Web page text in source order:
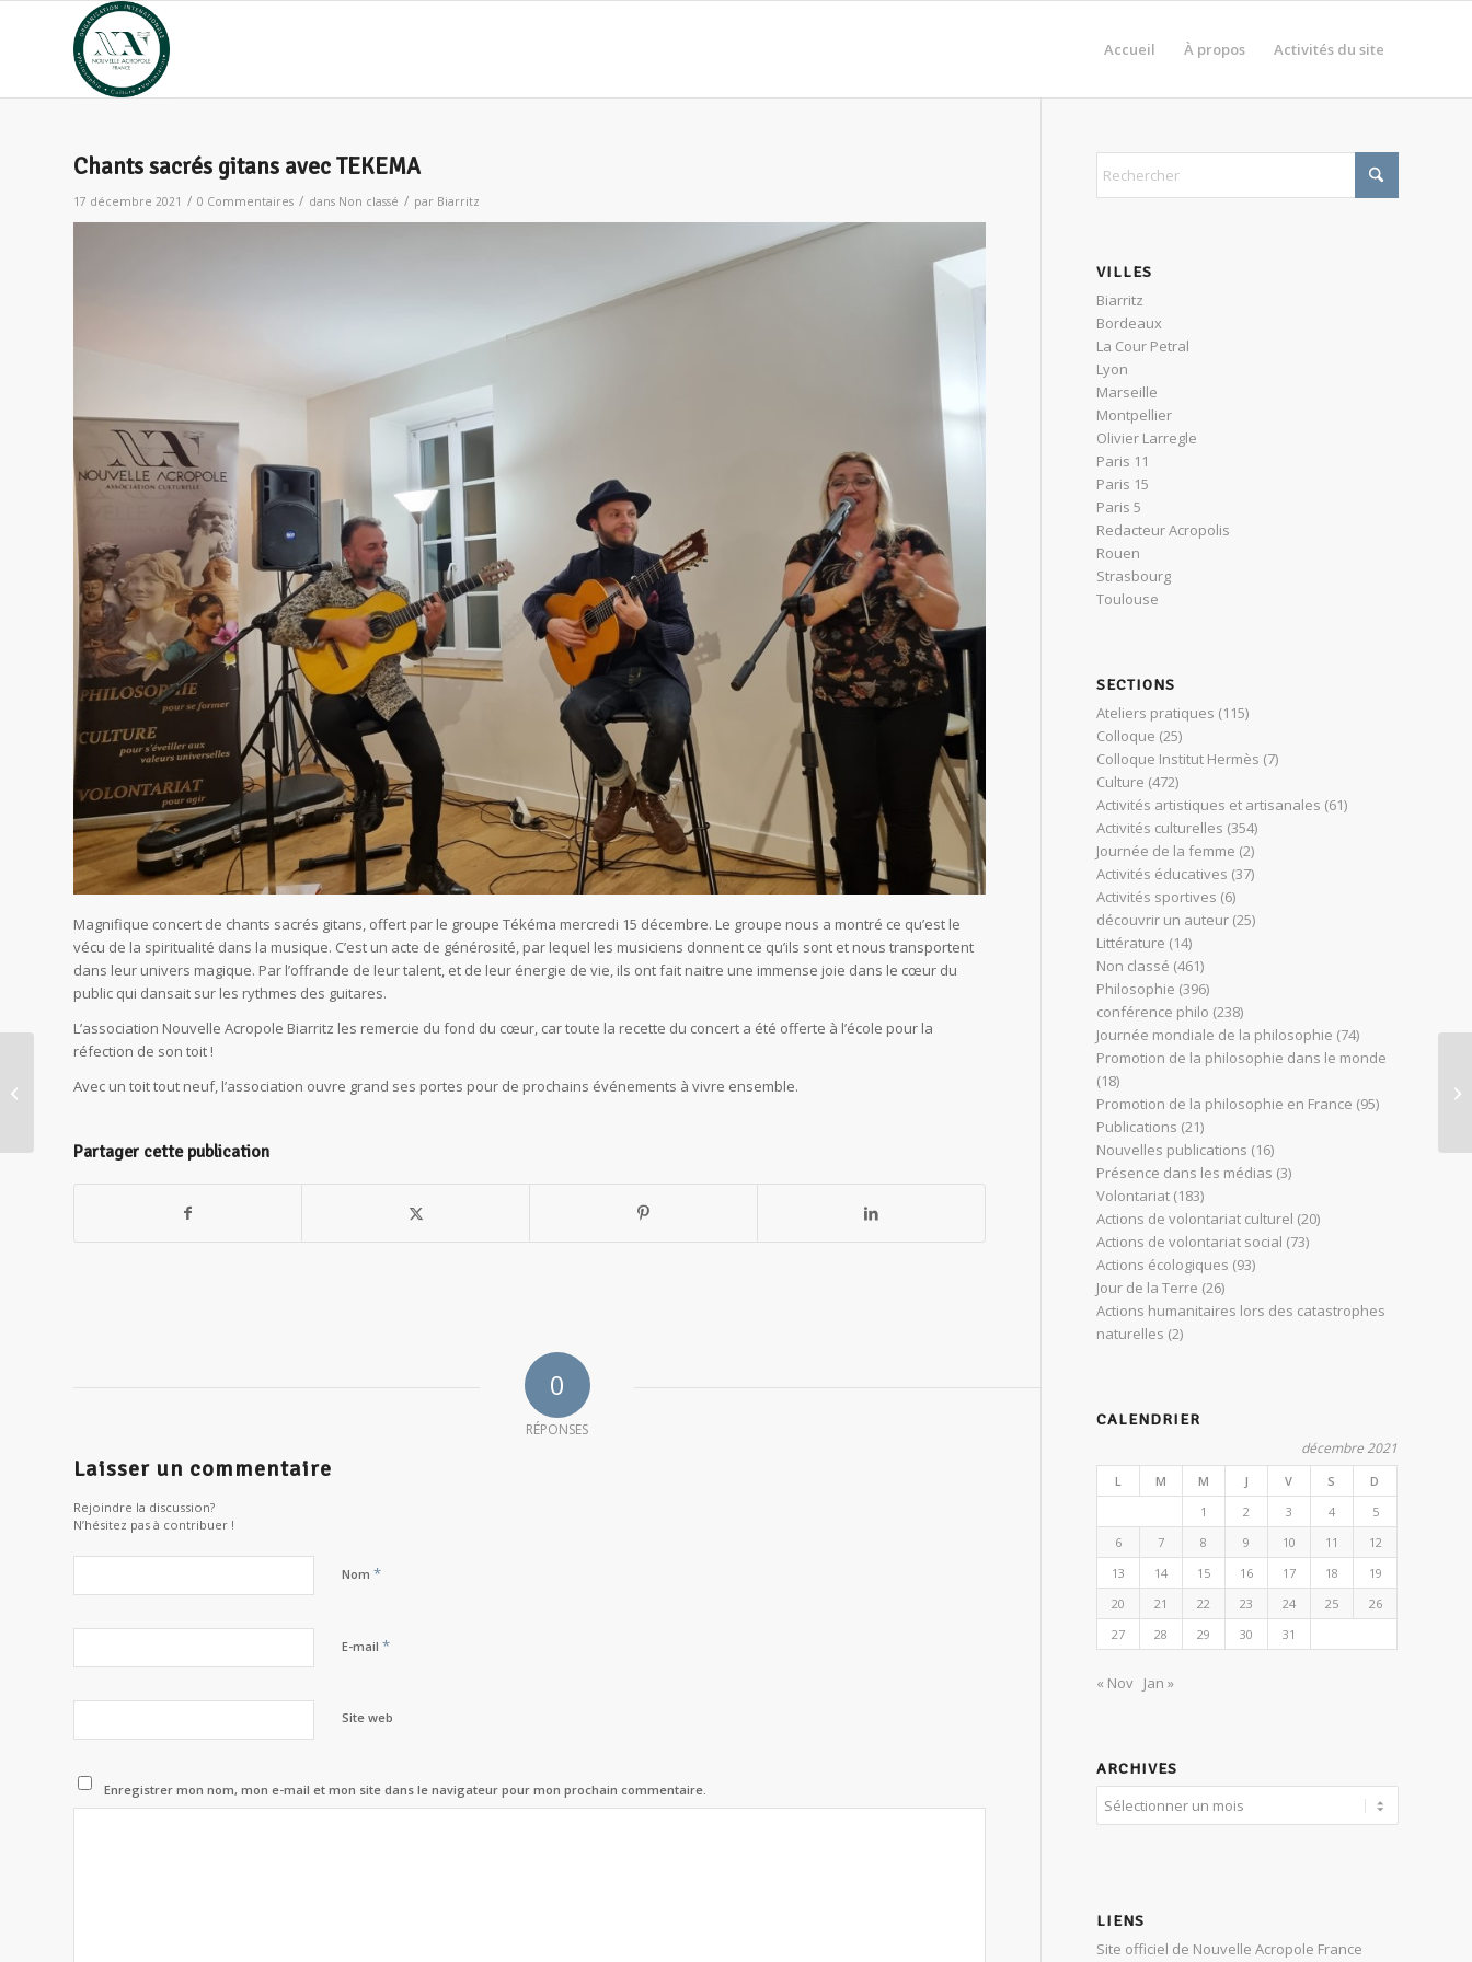
Accueil À propos Activités du site
Chants sacrés gitans avec TEKEMA
17 décembre 2021 / 0 Commentaires / dans Non classé / par Biarritz
Magnifique concert de chants sacrés gitans, offert par le groupe Tékéma mercredi 15 décembre. Le groupe nous a montré ce qu’est le
vécu de la spiritualité dans la musique. C’est un acte de générosité, par lequel les musiciens donnent ce qu’ils sont et nous transportent
dans leur univers magique. Par l’offrande de leur talent, et de leur énergie de vie, ils ont fait naitre une immense joie dans le cœur du
public qui dansait sur les rythmes des guitares.
L’association Nouvelle Acropole Biarritz les remercie du fond du cœur, car toute la recette du concert a été offerte à l’école pour la
réfection de son toit !
Avec un toit tout neuf, l’association ouvre grand ses portes pour de prochains événements à vivre ensemble.
Partager cette publication
0
RÉPONSES
Laisser un commentaire
Rejoindre la discussion?
N’hésitez pas à contribuer !
Nom *
E-mail *
Site web
Enregistrer mon nom, mon e-mail et mon site dans le navigateur pour mon prochain commentaire.
VILLES
Biarritz
Bordeaux
La Cour Petral
Lyon
Marseille
Montpellier
Olivier Larregle
Paris 11
Paris 15
Paris 5
Redacteur Acropolis
Rouen
Strasbourg
Toulouse
SECTIONS
Ateliers pratiques (115)
Colloque (25)
Colloque Institut Hermès (7)
Culture (472)
Activités artistiques et artisanales (61)
Activités culturelles (354)
Journée de la femme (2)
Activités éducatives (37)
Activités sportives (6)
découvrir un auteur (25)
Littérature (14)
Non classé (461)
Philosophie (396)
conférence philo (238)
Journée mondiale de la philosophie (74)
Promotion de la philosophie dans le monde
(18)
Promotion de la philosophie en France (95)
Publications (21)
Nouvelles publications (16)
Présence dans les médias (3)
Volontariat (183)
Actions de volontariat culturel (20)
Actions de volontariat social (73)
Actions écologiques (93)
Jour de la Terre (26)
Actions humanitaires lors des catastrophes
naturelles (2)
CALENDRIER
décembre 2021
L M M J V S
D
1
2 3 4
5
6
7 8 9 10 11
12
13
14 15 16 17 18
19
20
21 22 23 24 25
26
27
28 29 30 31
« Nov Jan »
ARCHIVES
LIENS
Site officiel de Nouvelle Acropole France
Noël pour tous !